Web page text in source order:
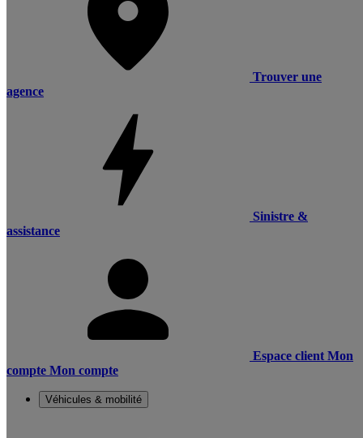
Trouver une
agence
Sinistre &
assistance
Espace client Mon
compte Mon compte
Véhicules & mobilité